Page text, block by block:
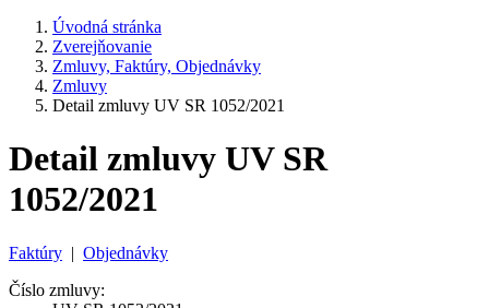
Úvodná stránka
Zverejňovanie
Zmluvy, Faktúry, Objednávky
Zmluvy
Detail zmluvy UV SR 1052/2021
Detail zmluvy UV SR
1052/2021
Faktúry | Objednávky
Číslo zmluvy: